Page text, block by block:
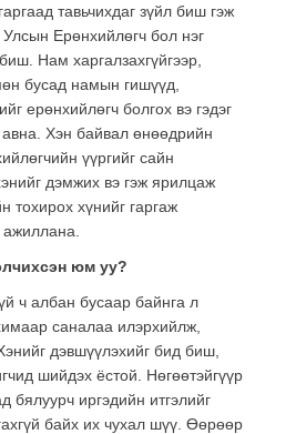
тавьчихдаг зүйл биш гэж
Ерөнхийлөгч бол нэг
Нам харгалзахгүйгээр,
бусад намын гишүүд,
ерөнхийлөгч болгох вэ гэдэг
авна. Хэн байвал өнөөдрийн
үүргийг сайн
дэмжих вэ гэж ярилцаж
тохирох хүнийг гаргаж
юм уу?
ч албан бусаар байнга л
саналаа илэрхийлж,
дэвшүүлэхийг бид биш,
шийдэх ёстой. Нөгөөтэйгүүр
бялуурч иргэдийн итгэлийг
байх их чухал шүү. Өөрөөр